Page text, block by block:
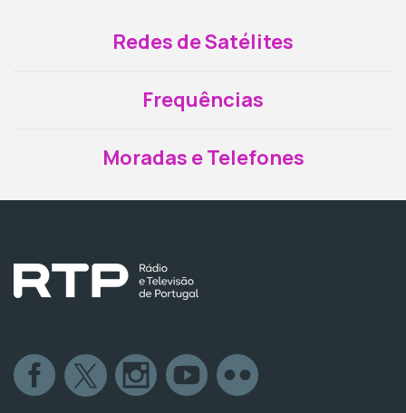
Redes de Satélites
Frequências
Moradas e Telefones